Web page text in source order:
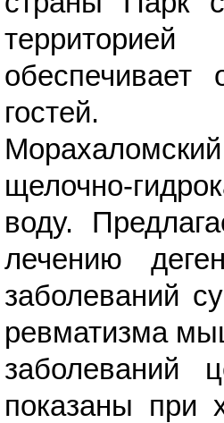
гостей.
щелочно-
воду.
лечению
заболеваний
ревматизма
заболеваний
показаны при